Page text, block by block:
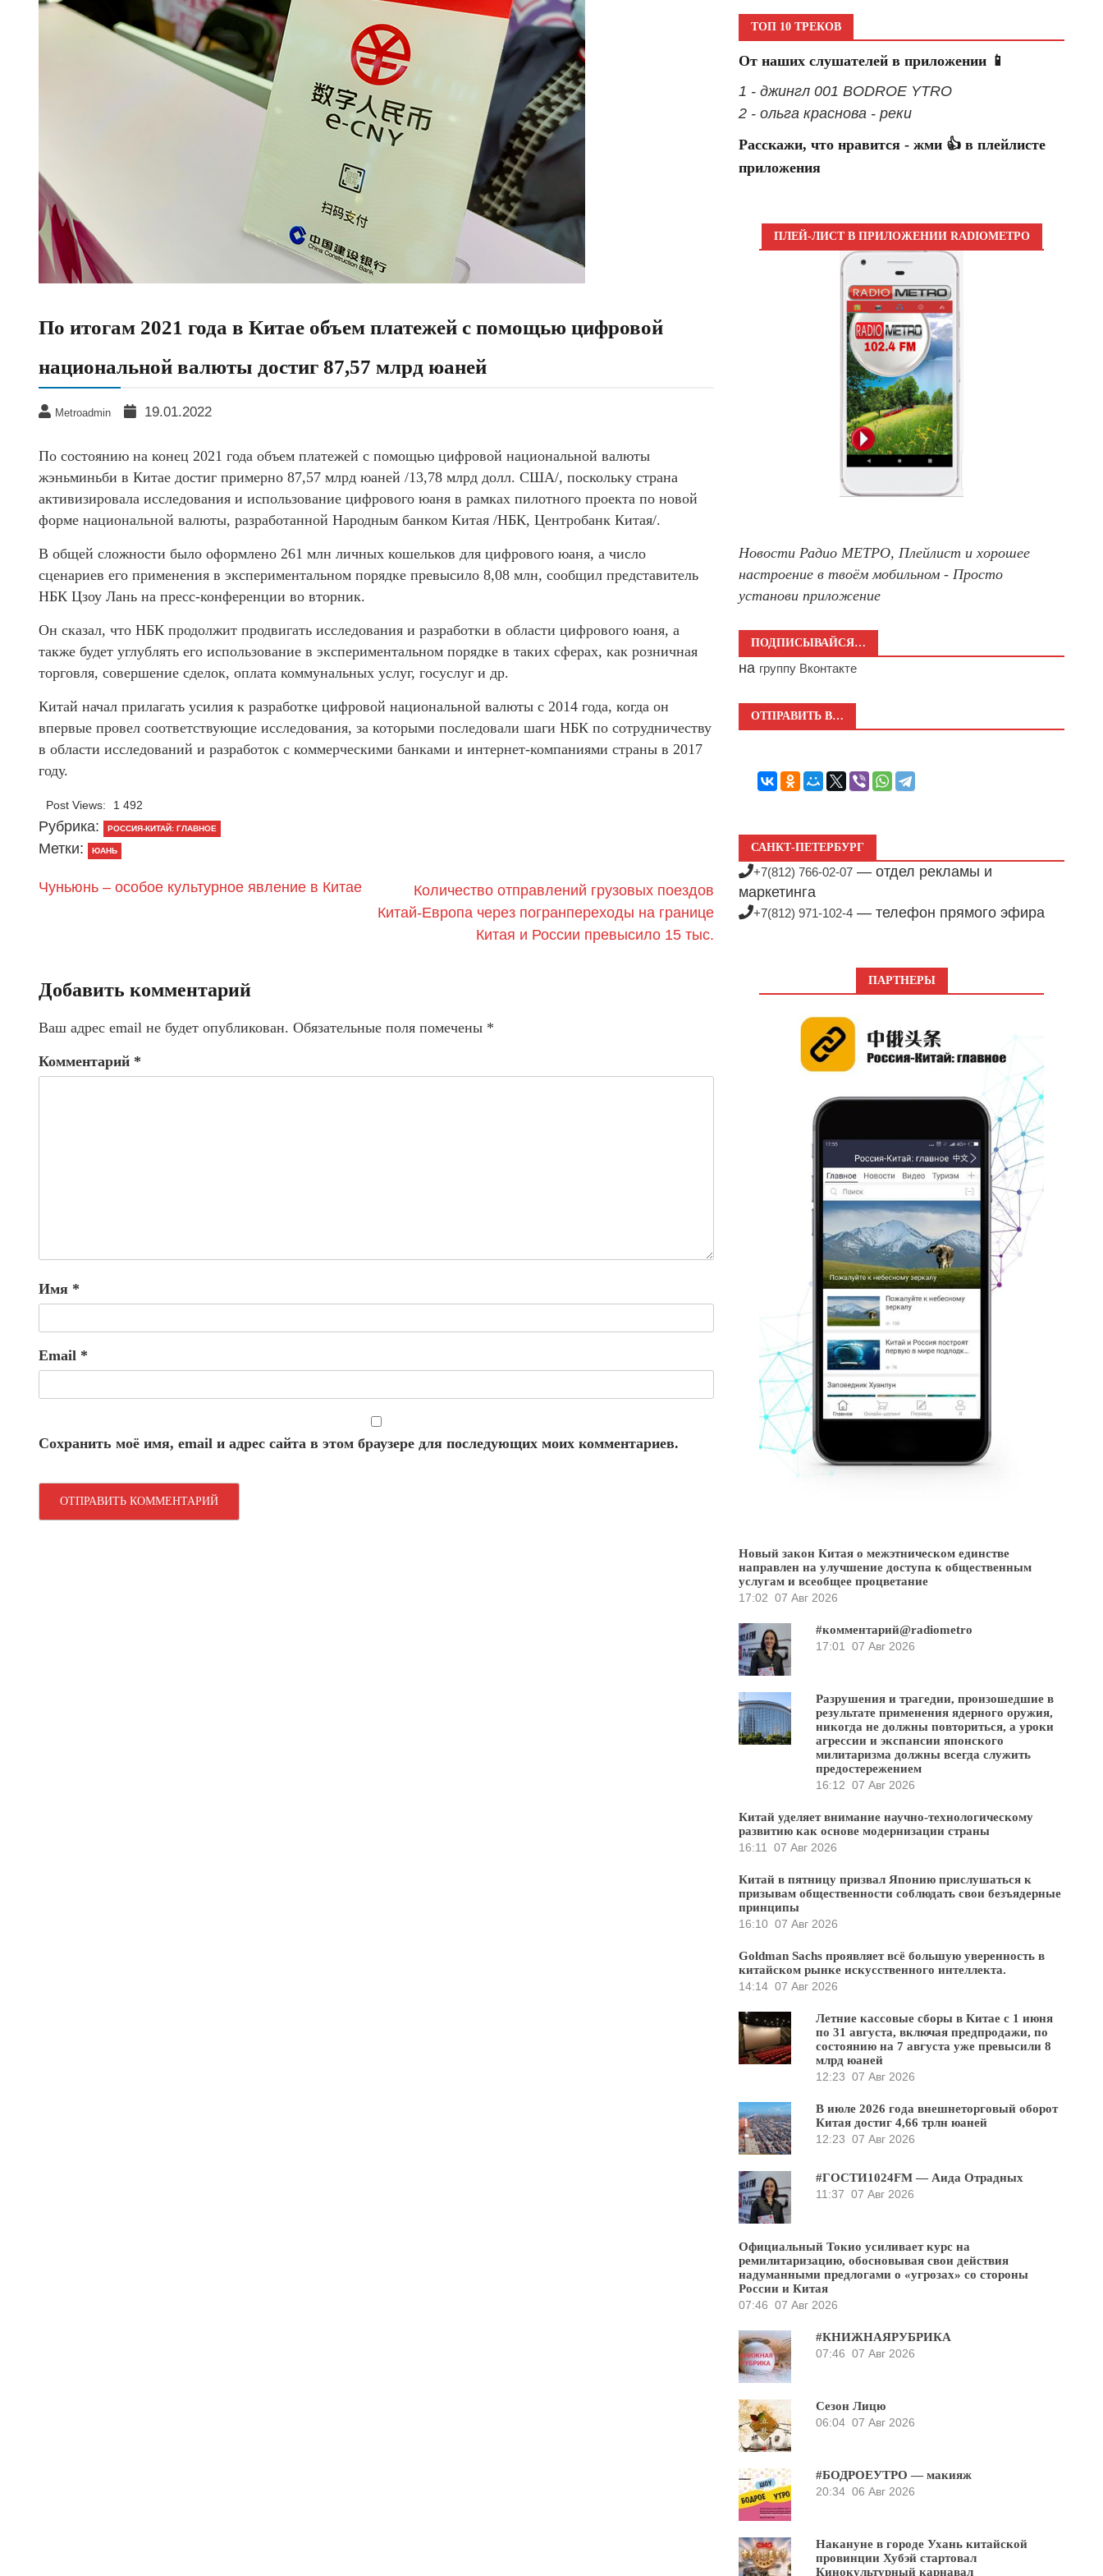
По итогам 2021 года в Китае объем платежей с помощью цифровой
национальной валюты достиг 87,57 млрд юаней
Metroadmin 19.01.2022
По состоянию на конец 2021 года объем платежей с помощью цифровой национальной валюты
жэньминьби в Китае достиг примерно 87,57 млрд юаней /13,78 млрд долл. США/, поскольку страна
активизировала исследования и использование цифрового юаня в рамках пилотного проекта по новой
форме национальной валюты, разработанной Народным банком Китая /НБК, Центробанк Китая/.
В общей сложности было оформлено 261 млн личных кошельков для цифрового юаня, а число
сценариев его применения в экспериментальном порядке превысило 8,08 млн, сообщил представитель
НБК Цзоу Лань на пресс-конференции во вторник.
Он сказал, что НБК продолжит продвигать исследования и разработки в области цифрового юаня, а
также будет углублять его использование в экспериментальном порядке в таких сферах, как розничная
торговля, совершение сделок, оплата коммунальных услуг, госуслуг и др.
Китай начал прилагать усилия к разработке цифровой национальной валюты с 2014 года, когда он
впервые провел соответствующие исследования, за которыми последовали шаги НБК по сотрудничеству
в области исследований и разработок с коммерческими банками и интернет-компаниями страны в 2017
году.
Post Views: 1 492
Рубрика: РОССИЯ-КИТАЙ: ГЛАВНОЕ
Метки: ЮАНЬ
Чуньюнь – особое культурное явление в Китае
Количество отправлений грузовых поездов
Китай-Европа через погранпереходы на границе
Китая и России превысило 15 тыс.
Добавить комментарий
Ваш адрес email не будет опубликован. Обязательные поля помечены *
Комментарий *
Имя *
Email *
Сохранить моё имя, email и адрес сайта в этом браузере для последующих моих комментариев.
ТОП 10 ТРЕКОВ
От наших слушателей в приложении 📱
1 - джингл 001 BODROE YTRO
2 - ольга краснова - реки
Расскажи, что нравится - жми 👍 в плейлисте
приложения
ПЛЕЙ-ЛИСТ В ПРИЛОЖЕНИИ RADIOМЕТРО
Новости Радио МЕТРО, Плейлист и хорошее
настроение в твоём мобильном - Просто
установи приложение
ПОДПИСЫВАЙСЯ…
на группу Вконтакте
ОТПРАВИТЬ В…
САНКТ-ПЕТЕРБУРГ
+7(812) 766-02-07 — отдел рекламы и
маркетинга
+7(812) 971-102-4 — телефон прямого эфира
ПАРТНЕРЫ
Новый закон Китая о межэтническом единстве
направлен на улучшение доступа к общественным
услугам и всеобщее процветание
17:02 07 Авг 2026
#комментарий@radiometro
17:01
07 Авг 2026
Разрушения и трагедии, произошедшие в
результате применения ядерного оружия,
никогда не должны повториться, а уроки
агрессии и экспансии японского
милитаризма должны всегда служить
предостережением
16:12 07 Авг 2026
Китай уделяет внимание научно-технологическому
развитию как основе модернизации страны
16:11
07 Авг 2026
Китай в пятницу призвал Японию прислушаться к
призывам общественности соблюдать свои безъядерные
принципы
16:10 07 Авг 2026
Goldman Sachs проявляет всё большую уверенность в
китайском рынке искусственного интеллекта.
14:14 07 Авг 2026
Летние кассовые сборы в Китае с 1 июня
по 31 августа, включая предпродажи, по
состоянию на 7 августа уже превысили 8
млрд юаней
12:23 07 Авг 2026
В июле 2026 года внешнеторговый оборот
Китая достиг 4,66 трлн юаней
12:23 07 Авг 2026
#ГОСТИ1024FM — Аида Отрадных
11:37 07 Авг 2026
Официальный Токио усиливает курс на
ремилитаризацию, обосновывая свои действия
надуманными предлогами о «угрозах» со стороны
России и Китая
07:46 07 Авг 2026
#КНИЖНАЯРУБРИКА
07:46 07 Авг 2026
Сезон Лицю
06:04 07 Авг 2026
#БОДРОЕУТРО — макияж
20:34 06 Авг 2026
Накануне в городе Ухань китайской
провинции Хубэй стартовал
Кинокультурный карнавал